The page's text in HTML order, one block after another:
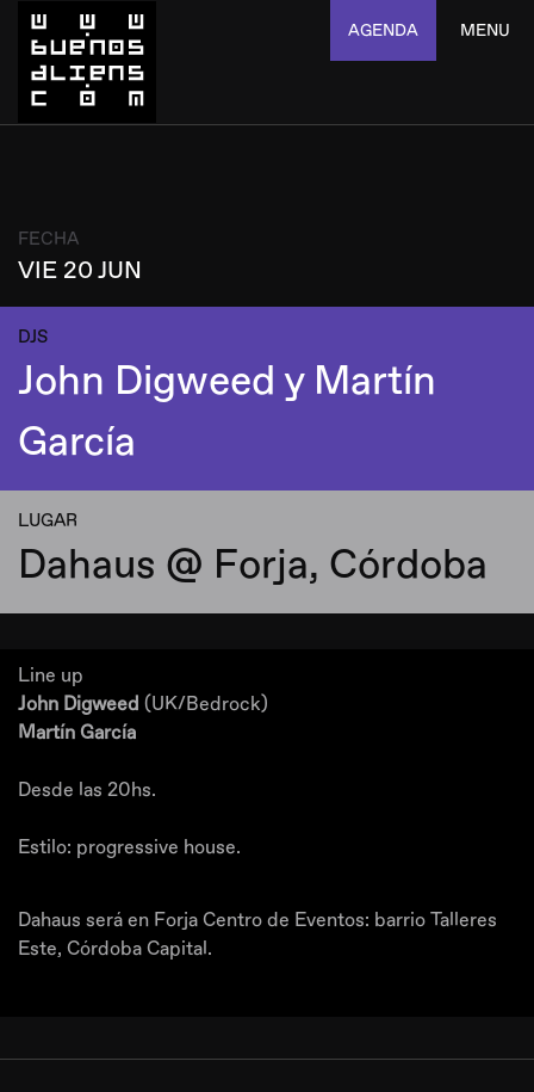
AGENDA MENU
FECHA
VIE 20 JUN
DJS
John Digweed y Martín
García
LUGAR
Dahaus @ Forja, Córdoba
Line up
John Digweed (UK/Bedrock)
Martín García
Desde las 20hs.
Estilo: progressive house.
Dahaus será en Forja Centro de Eventos: barrio Talleres
Este, Córdoba Capital.